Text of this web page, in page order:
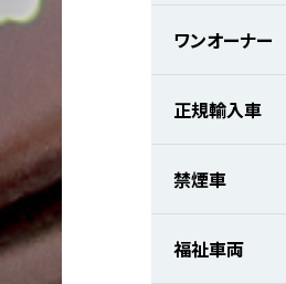
ワンオーナー
正規輸入車
禁煙車
福祉車両